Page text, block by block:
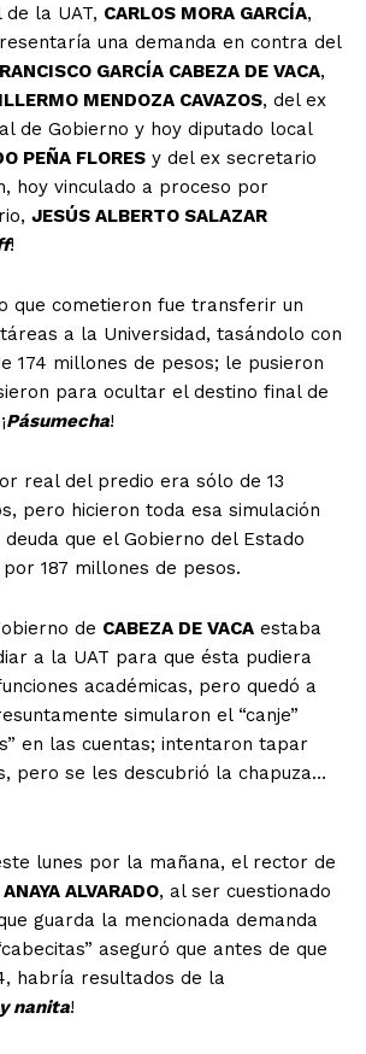
la UAT, CARLOS MORA GARCÍA,
una demanda en contra del
GARCÍA CABEZA DE VACA,
MENDOZA CAVAZOS, del ex
de Gobierno y hoy diputado local
PEÑA FLORES y del ex secretario
hoy vinculado a proceso por
JESÚS ALBERTO SALAZAR
!
que cometieron fue transferir un
a la Universidad, tasándolo con
174 millones de pesos; le pusieron
para ocultar el destino final de
Pásumecha!
real del predio era sólo de 13
pero hicieron toda esa simulación
que el Gobierno del Estado
187 millones de pesos.
de CABEZA DE VACA estaba
a la UAT para que ésta pudiera
académicas, pero quedó a
simularon el “canje”
en las cuentas; intentaron tapar
pero se les descubrió la chapuza…
lunes por la mañana, el rector de
ALVARADO, al ser cuestionado
guarda la mencionada demanda
aseguró que antes de que
habría resultados de la
nanita!